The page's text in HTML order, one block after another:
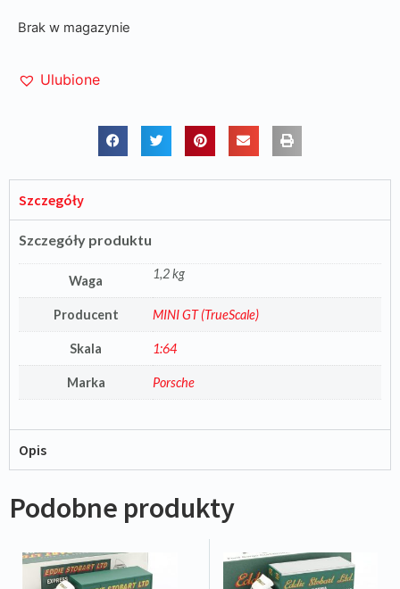
Brak w magazynie
Ulubione
Szczegóły
Szczegóły produktu
Waga 1,2 kg
Producent MINI GT (TrueScale)
Skala 1:64
Marka Porsche
Opis
Podobne produkty